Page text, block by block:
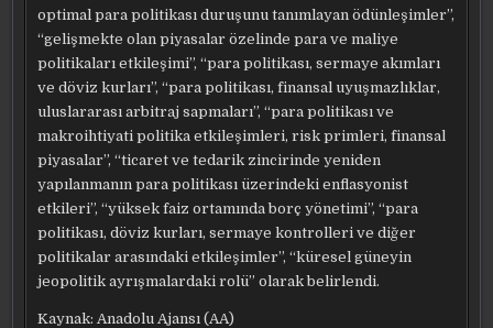
optimal para politikası duruşunu tanımlayan ödünleşimler”,
“gelişmekte olan piyasalar özelinde para ve maliye
politikaları etkileşimi”, “para politikası, sermaye akımları
ve döviz kurları”, “para politikası, finansal uyuşmazlıklar,
uluslararası arbitraj sapmaları”, “para politikası ve
makroihtiyati politika etkileşimleri, risk primleri, finansal
piyasalar”, “ticaret ve tedarik zincirinde yeniden
yapılanmanın para politikası üzerindeki enflasyonist
etkileri”, “yüksek faiz ortamında borç yönetimi”, “para
politikası, döviz kurları, sermaye kontrolleri ve diğer
politikalar arasındaki etkileşimler”, “küresel güneyin
jeopolitik ayrışmalardaki rolü” olarak belirlendi.
Kaynak: Anadolu Ajansı (AA)